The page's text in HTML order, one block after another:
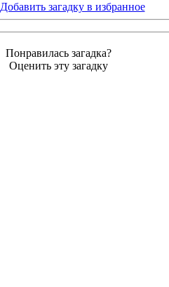
Добавить загадку в избранное
Понравилась загадка?
Оценить эту загадку